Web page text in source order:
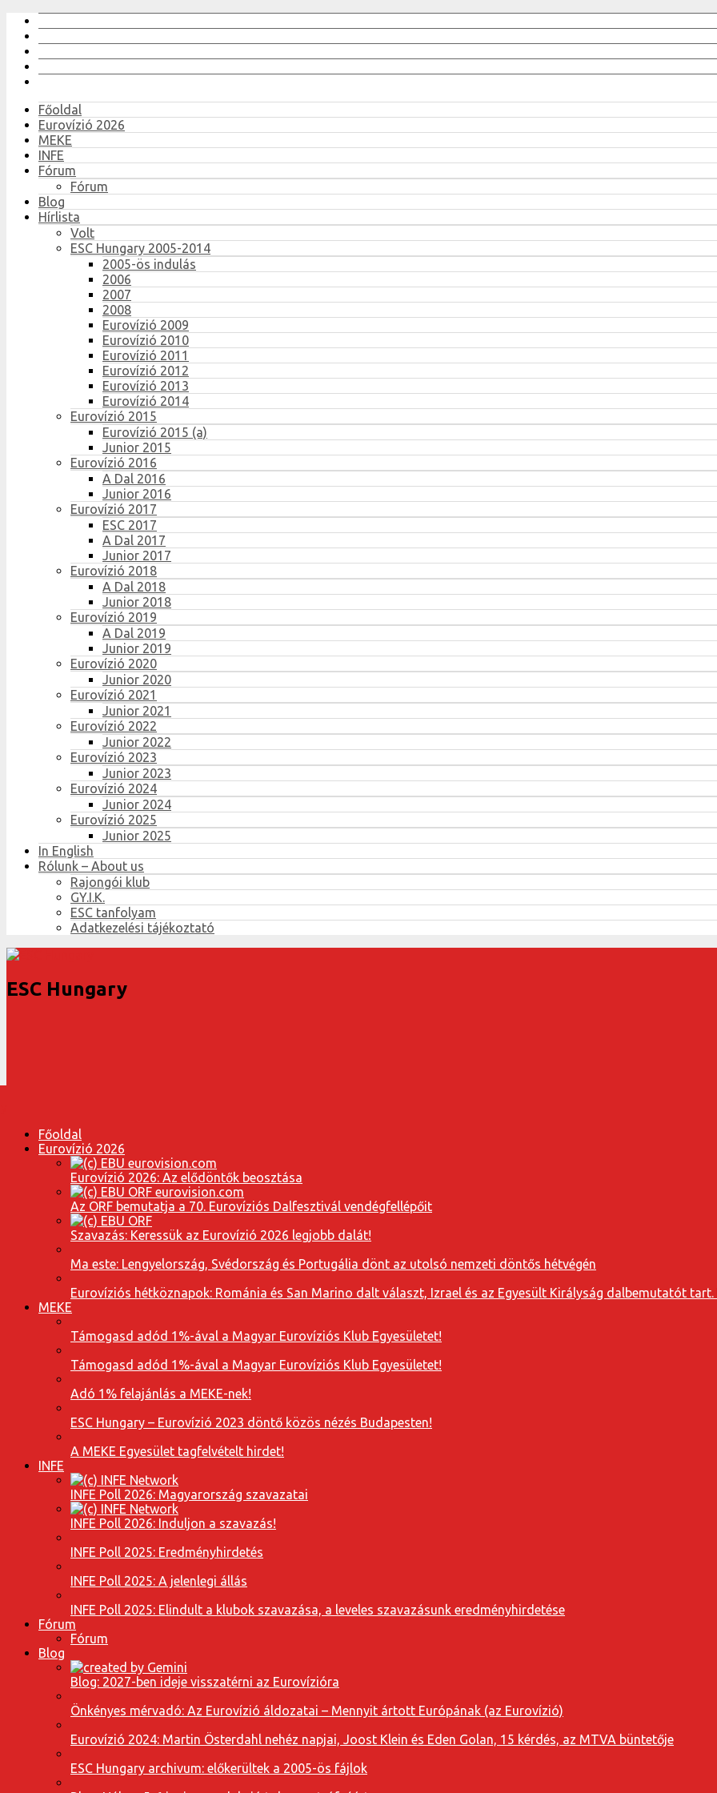
Főoldal
Eurovízió 2026
MEKE
INFE
Fórum
Fórum
Blog
Hírlista
Volt
ESC Hungary 2005-2014
2005-ös indulás
2006
2007
2008
Eurovízió 2009
Eurovízió 2010
Eurovízió 2011
Eurovízió 2012
Eurovízió 2013
Eurovízió 2014
Eurovízió 2015
Eurovízió 2015 (a)
Junior 2015
Eurovízió 2016
A Dal 2016
Junior 2016
Eurovízió 2017
ESC 2017
A Dal 2017
Junior 2017
Eurovízió 2018
A Dal 2018
Junior 2018
Eurovízió 2019
A Dal 2019
Junior 2019
Eurovízió 2020
Junior 2020
Eurovízió 2021
Junior 2021
Eurovízió 2022
Junior 2022
Eurovízió 2023
Junior 2023
Eurovízió 2024
Junior 2024
Eurovízió 2025
Junior 2025
In English
Rólunk – About us
Rajongói klub
GY.I.K.
ESC tanfolyam
Adatkezelési tájékoztató
ESC Hungary
Főoldal
Eurovízió 2026
Eurovízió 2026: Az elődöntők beosztása
Az ORF bemutatja a 70. Eurovíziós Dalfesztivál vendégfellépőit
Szavazás: Keressük az Eurovízió 2026 legjobb dalát!
Ma este: Lengyelország, Svédország és Portugália dönt az utolsó nemzeti döntős hétvégén
Eurovíziós hétköznapok: Románia és San Marino dalt választ, Izrael és az Egyesült Királyság dalbemutatót tart.
MEKE
Támogasd adód 1%-ával a Magyar Eurovíziós Klub Egyesületet!
Támogasd adód 1%-ával a Magyar Eurovíziós Klub Egyesületet!
Adó 1% felajánlás a MEKE-nek!
ESC Hungary – Eurovízió 2023 döntő közös nézés Budapesten!
A MEKE Egyesület tagfelvételt hirdet!
INFE
INFE Poll 2026: Magyarország szavazatai
INFE Poll 2026: Induljon a szavazás!
INFE Poll 2025: Eredményhirdetés
INFE Poll 2025: A jelenlegi állás
INFE Poll 2025: Elindult a klubok szavazása, a leveles szavazásunk eredményhirdetése
Fórum
Fórum
Blog
Blog: 2027-ben ideje visszatérni az Eurovízióra
Önkényes mérvadó: Az Eurovízió áldozatai – Mennyit ártott Európának (az Eurovízió)
Eurovízió 2024: Martin Österdahl nehéz napjai, Joost Klein és Eden Golan, 15 kérdés, az MTVA büntetője
ESC Hungary archivum: előkerültek a 2005-ös fájlok